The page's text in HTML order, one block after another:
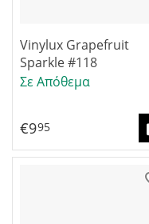
Vinylux Grapefruit
Sparkle #118
Σε Απόθεμα
€995